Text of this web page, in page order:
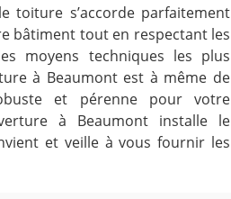
toiture s’accorde parfaitement
bâtiment tout en respectant les
moyens techniques les plus
à Beaumont est à même de
et pérenne pour votre
à Beaumont installe le
et veille à vous fournir les